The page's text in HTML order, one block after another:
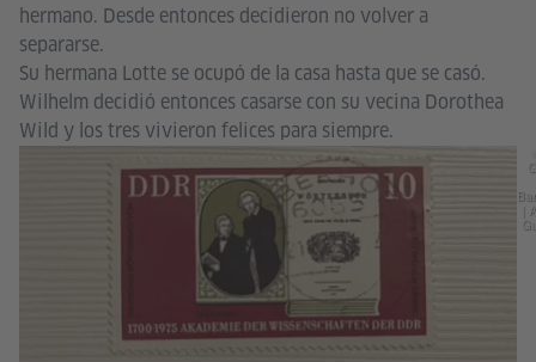
hermano. Desde entonces decidieron no volver a
separarse.
Su hermana Lotte se ocupó de la casa hasta que se casó.
Wilhelm decidió entonces casarse con su vecina Dorothea
Wild y los tres vivieron felices para siempre.
|